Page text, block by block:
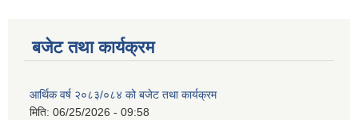
बजेट तथा कार्यक्रम
आर्थिक वर्ष २०८३/०८४ को बजेट तथा कार्यक्रम
मिति: 06/25/2026 - 09:58